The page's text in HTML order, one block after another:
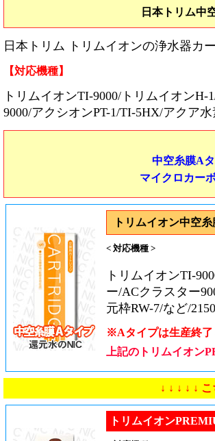
日本トリム中
日本トリム トリムイオンの浄水器カ
【対応機種】
トリムイオンTI-9000/トリムイオン
9000/アクシオンPT-1/TI-5HX/アクア
中空糸膜A
マイクロカー
トリムイオン中空
< 対応機種 >
トリムイオンTI-
ー/ACクラスター
元枠RW-7/など/
※Aタイプは生産終了
上記のトリムイオン
↓ ↓ ↓ ↓ ↓
トリムイオン